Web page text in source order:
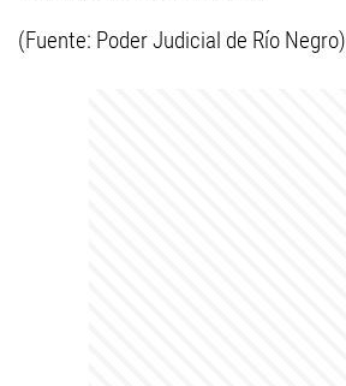
(Fuente: Poder Judicial de Río Negro)